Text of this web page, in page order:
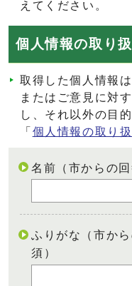
えてください。
個人情報の取り
取得した個人情報
またはご意見に対
し、それ以外の目
「 個人情報の取り
名前（市からの
ふりがな（市か
須）